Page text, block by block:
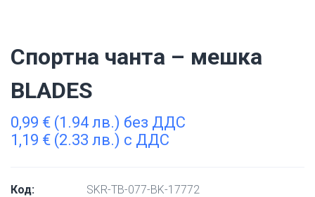
Спортна чанта – мешка
BLADES
0,99 € (1.94 лв.) без ДДС
1,19 € (2.33 лв.) с ДДС
Код:
SKR-TB-077-BK-17772